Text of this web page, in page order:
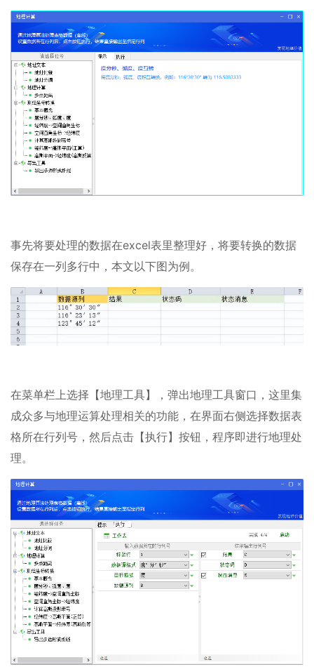
事先将要处理的数据在excel表里整理好，将要转换的数据
保存在一列多行中，本文以下图为例。
在菜单栏上选择【地理工具】，弹出地理工具窗口，这里集
成众多与地理运算处理相关的功能，在界面右侧选择数据表
格所在行列号，然后点击【执行】按钮，程序即进行地理处
理。